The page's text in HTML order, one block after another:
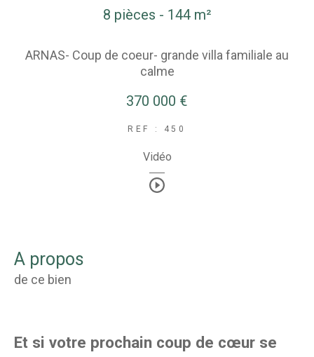
8 pièces - 144 m²
ARNAS- Coup de coeur- grande villa familiale au
calme
370 000 €
REF : 450
Vidéo
a propos
de ce bien
Et si votre prochain coup de cœur se